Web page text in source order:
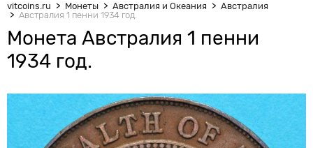
vitcoins.ru Монеты Австралия и Океания
Австралия
Австралия 1 пенни 1934 год.
Монета Австралия 1 пенни
1934 год.